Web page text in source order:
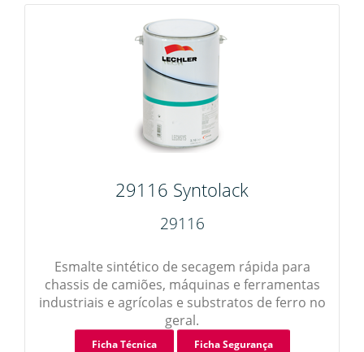
29116 Syntolack
29116
Esmalte sintético de secagem rápida para
chassis de camiões, máquinas e ferramentas
industriais e agrícolas e substratos de ferro no
geral.
Ficha Técnica Ficha Segurança